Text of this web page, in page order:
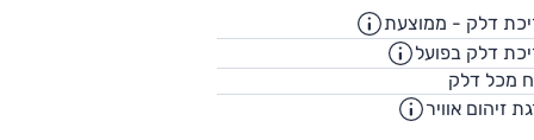
דלק - ממוצעת
דלק בפועל
מכל דלק
זיהום אוויר